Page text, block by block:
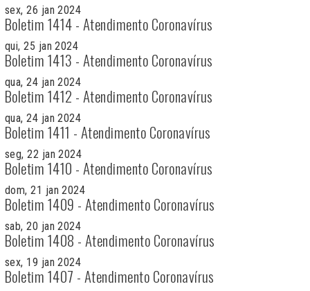
sex, 26 jan 2024
Boletim 1414 - Atendimento Coronavírus
qui, 25 jan 2024
Boletim 1413 - Atendimento Coronavírus
qua, 24 jan 2024
Boletim 1412 - Atendimento Coronavírus
qua, 24 jan 2024
Boletim 1411 - Atendimento Coronavírus
seg, 22 jan 2024
Boletim 1410 - Atendimento Coronavírus
dom, 21 jan 2024
Boletim 1409 - Atendimento Coronavírus
sab, 20 jan 2024
Boletim 1408 - Atendimento Coronavírus
sex, 19 jan 2024
Boletim 1407 - Atendimento Coronavírus